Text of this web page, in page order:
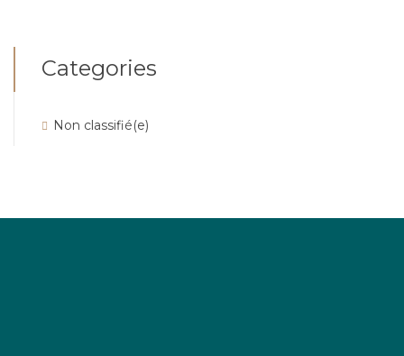
Categories
Non classifié(e)